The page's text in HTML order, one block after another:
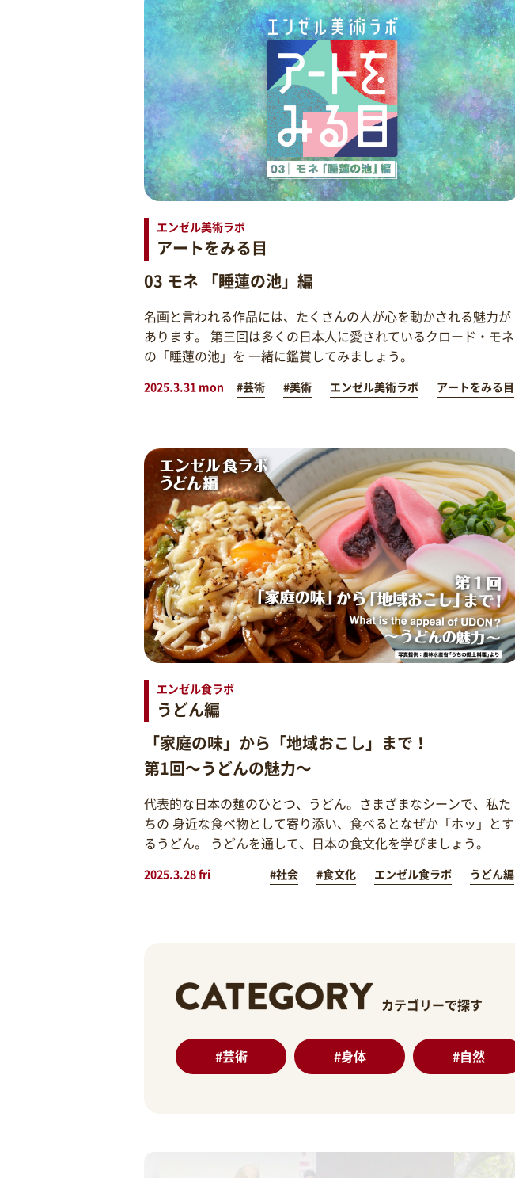
エンゼル美術ラボ
アートをみる目
03 モネ 「睡蓮の池」編
名画と言われる作品には、たくさんの人が心を動かされる魅力が
あります。 第三回は多くの日本人に愛されているクロード・モネ
の「睡蓮の池」を 一緒に鑑賞してみましょう。
2025.3.31 mon #芸術 #美術 エンゼル美術ラボ アートをみる目
エンゼル食ラボ
うどん編
「家庭の味」から「地域おこし」まで！
第1回～うどんの魅力～
代表的な日本の麺のひとつ、うどん。さまざまなシーンで、私た
ちの 身近な食べ物として寄り添い、食べるとなぜか「ホッ」とす
るうどん。 うどんを通して、日本の食文化を学びましょう。
2025.3.28 fri #社会 #食文化 エンゼル食ラボ うどん編
カテゴリーで探す
#芸術 #身体 #自然